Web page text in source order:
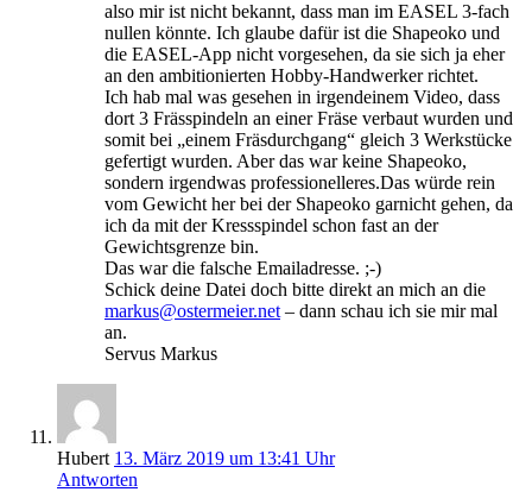
also mir ist nicht bekannt, dass man im EASEL 3-fach
nullen könnte. Ich glaube dafür ist die Shapeoko und
die EASEL-App nicht vorgesehen, da sie sich ja eher
an den ambitionierten Hobby-Handwerker richtet.
Ich hab mal was gesehen in irgendeinem Video, dass
dort 3 Frässpindeln an einer Fräse verbaut wurden und
somit bei „einem Fräsdurchgang“ gleich 3 Werkstücke
gefertigt wurden. Aber das war keine Shapeoko,
sondern irgendwas professionelleres.Das würde rein
vom Gewicht her bei der Shapeoko garnicht gehen, da
ich da mit der Kressspindel schon fast an der
Gewichtsgrenze bin.
Das war die falsche Emailadresse. ;-)
Schick deine Datei doch bitte direkt an mich an die
markus@ostermeier.net – dann schau ich sie mir mal
an.
Servus Markus
Hubert 13. März 2019 um 13:41 Uhr
Antworten